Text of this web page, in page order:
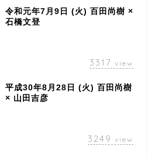
令和元年7月9日 (火) 百田尚樹 ×
石橋文登
3317 view
平成30年8月28日 (火) 百田尚樹
× 山田吉彦
3249 view